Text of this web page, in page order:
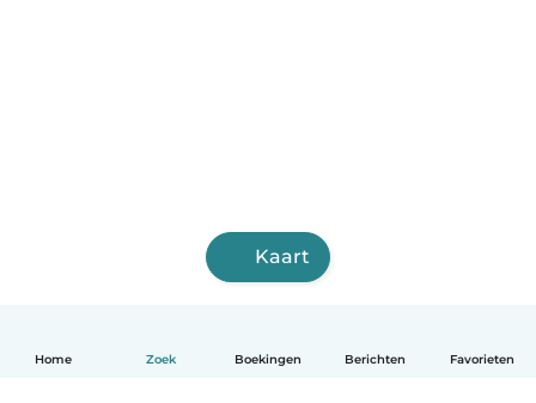
Home Zoek Boekingen Berichten Favorieten
Kaart